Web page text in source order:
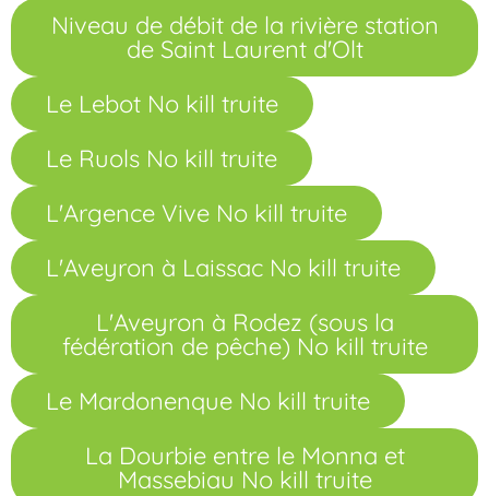
Niveau de débit de la rivière station
de Saint Laurent d'Olt
Le Lebot No kill truite
Le Ruols No kill truite
L'Argence Vive No kill truite
L'Aveyron à Laissac No kill truite
L'Aveyron à Rodez (sous la
fédération de pêche) No kill truite
Le Mardonenque No kill truite
La Dourbie entre le Monna et
Massebiau No kill truite